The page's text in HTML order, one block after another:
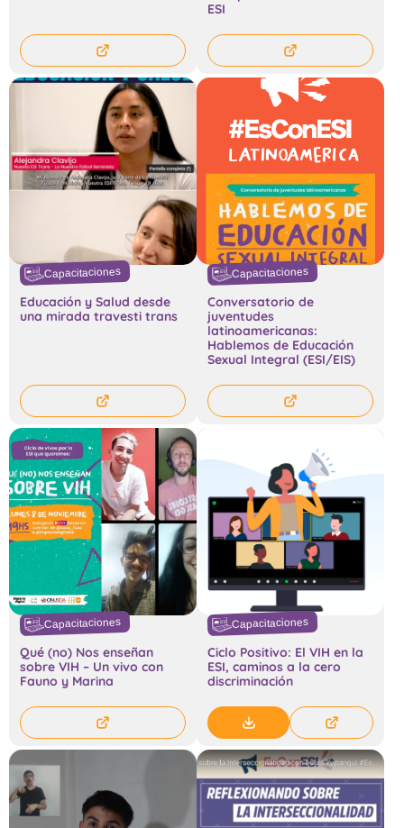
ESI
Capacitaciones
Educación y Salud desde
una mirada travesti trans
Capacitaciones
Conversatorio de
juventudes
latinoamericanas:
Hablemos de Educación
Sexual Integral (ESI/EIS)
Capacitaciones
Qué (no) Nos enseñan
sobre VIH – Un vivo con
Fauno y Marina
Capacitaciones
Ciclo Positivo: El VIH en la
ESI, caminos a la cero
discriminación